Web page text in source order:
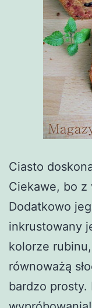
Ciasto
Ciekawe, bo z
Dodatkowo
inkrustowany
kolorze
równoważą
bardzo